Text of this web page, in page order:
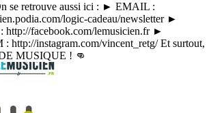
se retrouve aussi ici : ► EMAIL :
logic-cadeau/newsletter ►
facebook.com/lemusicien.fr ►
http://instagram.com/vincent_retg/ Et surtout,
MUSIQUE ! 👊